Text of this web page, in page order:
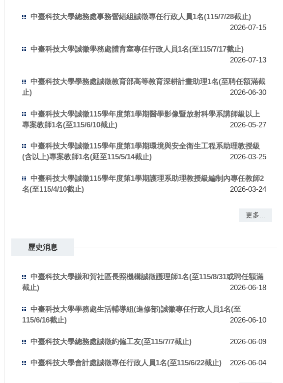
中臺科技大學總務處事務營繕組誠徵專任行政人員1名(115/7/28截止)
2026-07-15
中臺科技大學誠徵學務處體育室專任行政人員1名(至115/7/17截止)
2026-07-13
中臺科技大學學務處誠徵教育部高等教育深耕計畫助理1名(至聘任額滿截
止)
2026-06-30
中臺科技大學誠徵115學年度第1學期醫學影像暨放射科學系講師級以上
專案教師1名(至115/6/10截止)
2026-05-27
中臺科技大學誠徵115學年度第1學期環境與安全衛生工程系助理教授級
(含以上)專案教師1名(延至115/5/14截止)
2026-03-25
中臺科技大學誠徵115學年度第1學期護理系助理教授級編制內專任教師2
名(至115/4/10截止)
2026-03-24
更多...
歷史消息
中臺科技大學謙和賀社區長照機構誠徵護理師1名(至115/8/31或聘任額滿
截止)
2026-06-18
中臺科技大學學務處生活輔導組(進修部)誠徵專任行政人員1名(至
115/6/16截止)
2026-06-10
中臺科技大學總務處誠徵約僱工友(至115/7/7截止) 2026-06-09
中臺科技大學會計處誠徵專任行政人員1名(至115/6/22截止) 2026-06-04